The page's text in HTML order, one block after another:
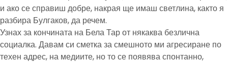
и ако се справиш добре, накрая ще имаш светлина, както я
разбира Булгаков, да речем.
Узнах за кончината на Бела Тар от някаква безлична
социалка. Давам си сметка за смешното ми агресиране по
техен адрес, на медиите, но то се появява спонтанно,